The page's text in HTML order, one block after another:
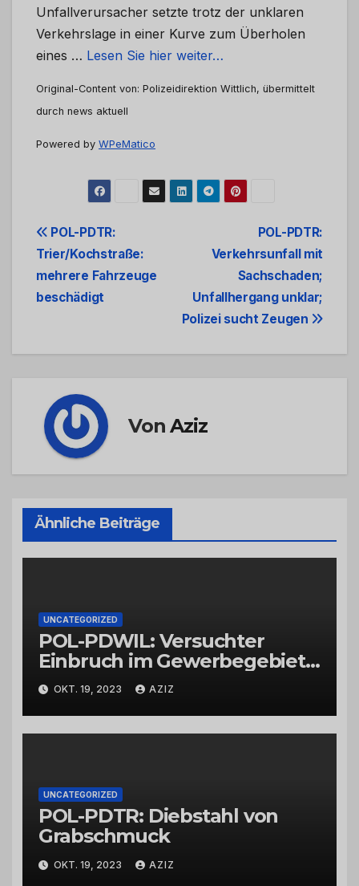
Unfallverursacher setzte trotz der unklaren
Verkehrslage in einer Kurve zum Überholen
eines … Lesen Sie hier weiter…
Original-Content von: Polizeidirektion Wittlich, übermittelt
durch news aktuell
Powered by WPeMatico
Beitrags-
Navigation
POL-PDTR:
Verkehrsunfall mit
Sachschaden;
Unfallhergang unklar;
Polizei sucht Zeugen
POL-PDTR:
Trier/Kochstraße:
mehrere Fahrzeuge
beschädigt
VonAziz
Ähnliche Beiträge
UNCATEGORIZED
POL-PDWIL: Versuchter
Einbruch im Gewerbegebiet
Wittlich
OKT. 19, 2023 AZIZ
UNCATEGORIZED
POL-PDTR: Diebstahl von
Grabschmuck
OKT. 19, 2023 AZIZ